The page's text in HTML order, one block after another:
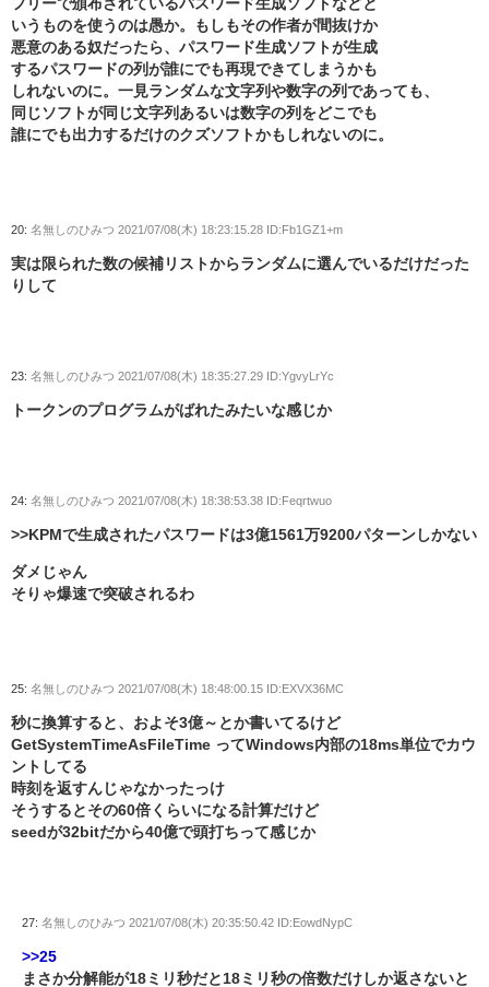
いうものを使うのは愚か。もしもその作者が間抜けか
悪意のある奴だったら、パスワード生成ソフトが生成
するパスワードの列が誰にでも再現できてしまうかも
しれないのに。一見ランダムな文字列や数字の列であっても、
同じソフトが同じ文字列あるいは数字の列をどこでも
誰にでも出力するだけのクズソフトかもしれないのに。
20: 名無しのひみつ 2021/07/08(木) 18:23:15.28 ID:Fb1GZ1+m
実は限られた数の候補リストからランダムに選んでいるだけだった
りして
23: 名無しのひみつ 2021/07/08(木) 18:35:27.29 ID:YgvyLrYc
トークンのプログラムがばれたみたいな感じか
24: 名無しのひみつ 2021/07/08(木) 18:38:53.38 ID:Feqrtwuo
>>KPMで生成されたパスワードは3億1561万9200パターンしかない
ダメじゃん
そりゃ爆速で突破されるわ
25: 名無しのひみつ 2021/07/08(木) 18:48:00.15 ID:EXVX36MC
秒に換算すると、およそ3億～とか書いてるけど
GetSystemTimeAsFileTime ってWindows内部の18ms単位でカウ
ントしてる
時刻を返すんじゃなかったっけ
そうするとその60倍くらいになる計算だけど
seedが32bitだから40億で頭打ちって感じか
27: 名無しのひみつ 2021/07/08(木) 20:35:50.42 ID:EowdNypC
>>25
まさか分解能が18ミリ秒だと18ミリ秒の倍数だけしか返さないと